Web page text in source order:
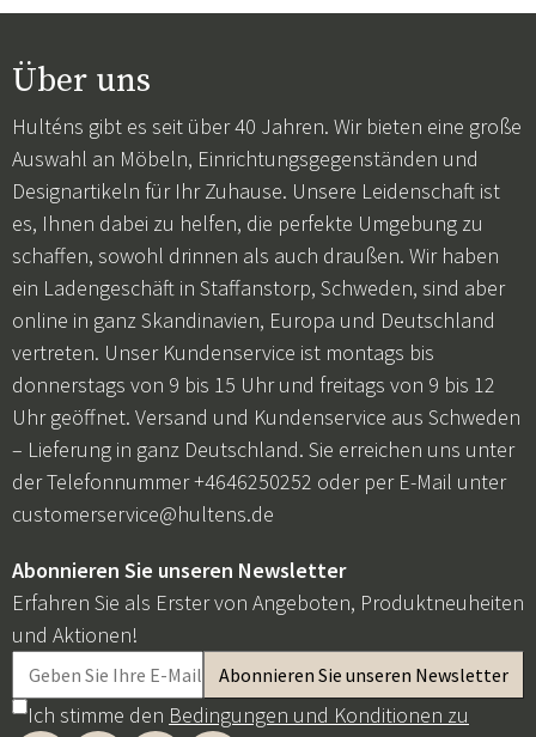
Über uns
Hulténs gibt es seit über 40 Jahren. Wir bieten eine große
Auswahl an Möbeln, Einrichtungsgegenständen und
Designartikeln für Ihr Zuhause. Unsere Leidenschaft ist
es, Ihnen dabei zu helfen, die perfekte Umgebung zu
schaffen, sowohl drinnen als auch draußen. Wir haben
ein Ladengeschäft in Staffanstorp, Schweden, sind aber
online in ganz Skandinavien, Europa und Deutschland
vertreten. Unser Kundenservice ist montags bis
donnerstags von 9 bis 15 Uhr und freitags von 9 bis 12
Uhr geöffnet. Versand und Kundenservice aus Schweden
– Lieferung in ganz Deutschland. Sie erreichen uns unter
der Telefonnummer +4646250252 oder per E-Mail unter
customerservice@hultens.de
Abonnieren Sie unseren Newsletter
Erfahren Sie als Erster von Angeboten, Produktneuheiten
und Aktionen!
Ich stimme den Bedingungen und Konditionen zu